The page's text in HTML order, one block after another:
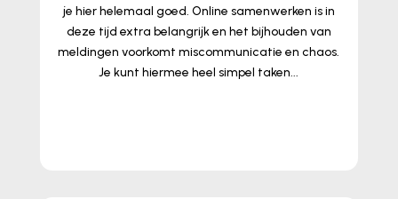
je hier helemaal goed. Online samenwerken is in
deze tijd extra belangrijk en het bijhouden van
meldingen voorkomt miscommunicatie en chaos.
Je kunt hiermee heel simpel taken...